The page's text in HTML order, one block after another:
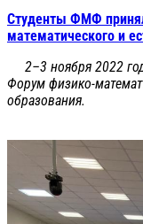
Студенты ФМФ
математического и
2–3 ноября 2022
Форум физико-
образования.